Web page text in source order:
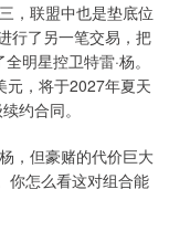
，联盟中也是垫底位
行了另一笔交易，把
明星控卫特雷·杨。
元，将于2027年夏天
约合同。
，但豪赌的代价巨大
你怎么看这对组合能